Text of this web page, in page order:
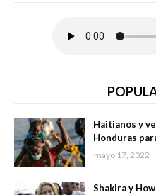
Haitianos y
Honduras
mayo 17, 2022
Shakira y